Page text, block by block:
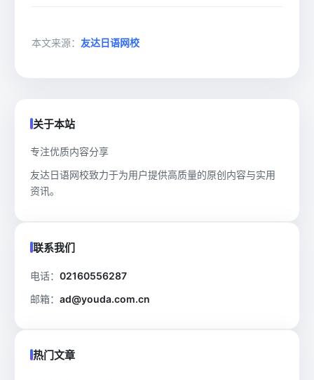
本文来源： 友达日语网校
关于本站
专注优质内容分享
友达日语网校致力于为用户提供高质量的原创内容与实用
资讯。
联系我们
电话： 02160556287
邮箱： ad@youda.com.cn
热门文章